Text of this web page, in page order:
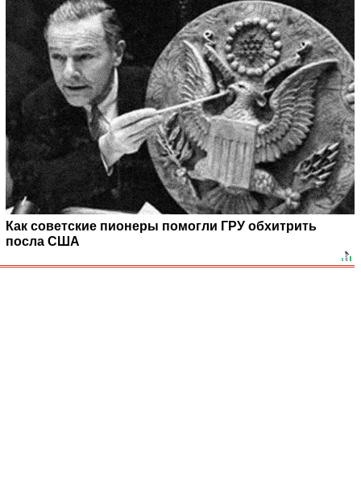
Как советские пионеры помогли ГРУ обхитрить
посла США